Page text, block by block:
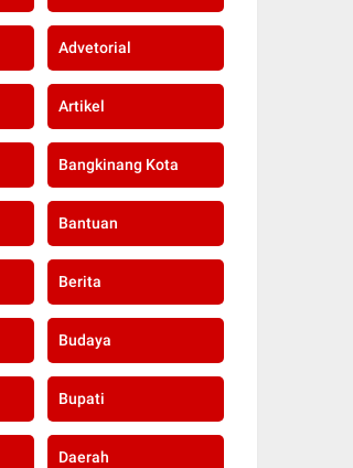
Advetorial
Artikel
Bangkinang Kota
Bantuan
Berita
Budaya
Bupati
Daerah